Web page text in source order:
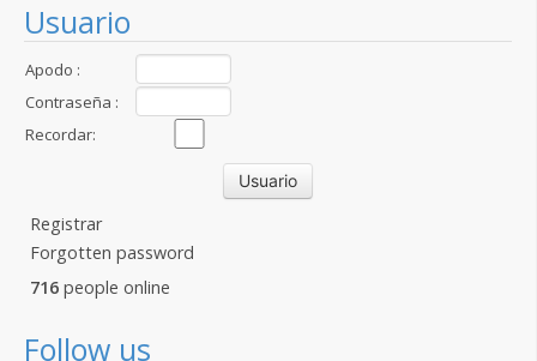
Usuario
Apodo :
Contraseña :
Recordar:
Registrar
Forgotten password
716 people online
Follow us